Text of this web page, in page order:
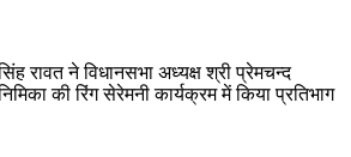
रावत ने विधानसभा अध्यक्ष श्री प्रेमचन्द
की रिंग सेरेमनी कार्यक्रम में किया प्रतिभाग